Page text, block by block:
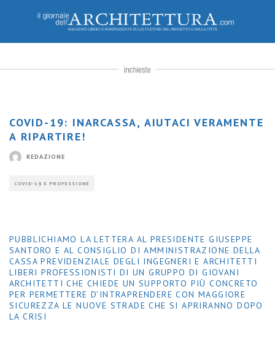
COVID-19: INARCASSA, AIUTACI VERAMENTE
A RIPARTIRE!
REDAZIONE
COVID-19 E PROFESSIONE
PUBBLICHIAMO LA LETTERA AL PRESIDENTE GIUSEPPE
SANTORO E AL CONSIGLIO DI AMMINISTRAZIONE DELLA
CASSA PREVIDENZIALE DEGLI INGEGNERI E ARCHITETTI
LIBERI PROFESSIONISTI DI UN GRUPPO DI GIOVANI
ARCHITETTI CHE CHIEDE UN SUPPORTO PIÙ CONCRETO
PER PERMETTERE D’INTRAPRENDERE CON MAGGIORE
SICUREZZA LE NUOVE STRADE CHE SI APRIRANNO DOPO
LA CRISI